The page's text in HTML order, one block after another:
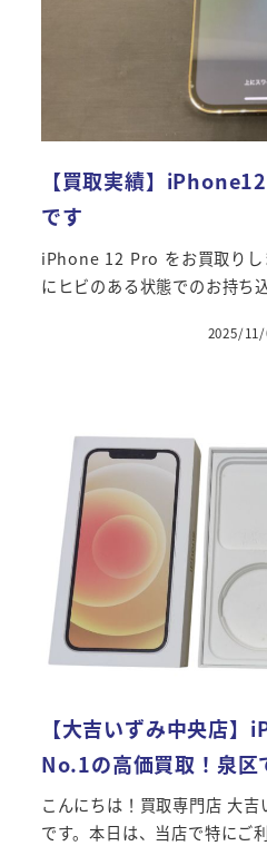
【買取実績】
です
iPhone 12 Pro をお買取りし
にヒビのある状態でのお持
2025/
【大吉いずみ中央店
No.1の高価買取！泉
こんにちは！買取専門店 大
です。本日は、当店で特に